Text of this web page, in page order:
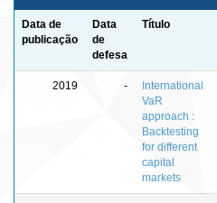
Data de
publicação
Data
de
defesa
Título
2019 -
International
VaR
approach :
Backtesting
for different
capital
markets